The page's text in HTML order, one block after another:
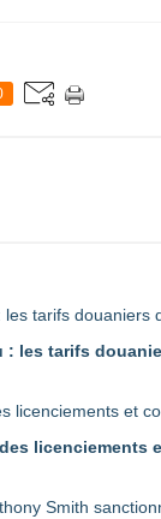
les tarifs
licenciements